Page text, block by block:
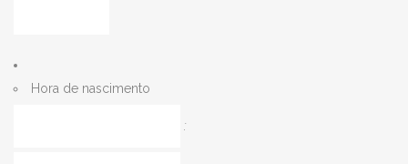
AAAA
Hora de nascimento
: